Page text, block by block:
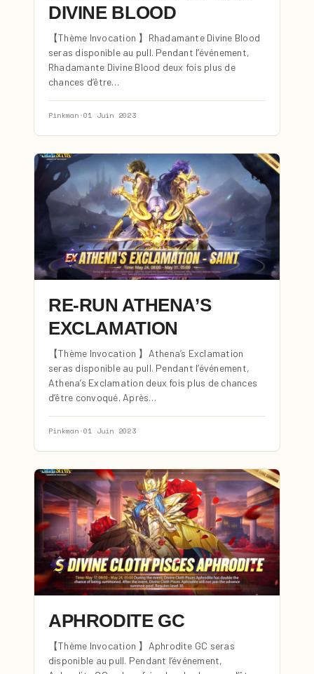
DIVINE BLOOD
【Thème Invocation 】Rhadamante Divine Blood
seras disponible au pull. Pendant l’événement,
Rhadamante Divine Blood deux fois plus de
chances d’être…
Pinkman ·01 Juin 2023
RE-RUN ATHENA’S
EXCLAMATION
【Thème Invocation 】Athena’s Exclamation
seras disponible au pull. Pendant l’événement,
Athena’s Exclamation deux fois plus de chances
d’être convoqué. Après…
Pinkman ·01 Juin 2023
APHRODITE GC
【Thème Invocation 】Aphrodite GC seras
disponible au pull. Pendant l’événement,